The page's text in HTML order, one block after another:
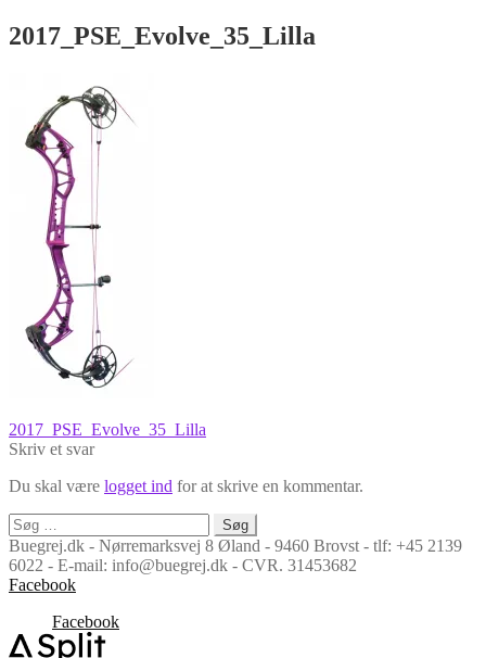
2017_PSE_Evolve_35_Lilla
Indlægsnavigation
Forrige
indlæg:
2017_PSE_Evolve_35_Lilla
Skriv et svar
Du skal være logget ind for at skrive en kommentar.
Søg
efter:
Buegrej.dk - Nørremarksvej 8 Øland - 9460 Brovst - tlf: +45 2139
6022 - E-mail: info@buegrej.dk - CVR. 31453682
Facebook
Facebook